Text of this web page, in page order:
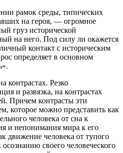
рамок среды, типических
на героя, — огромное
груз исторической
на него. Под силу ли окажется
контакт с историческим
определяет в основном
контрастах. Резко
и развязка, на контрастах
Причем контрасты эти
которое можно представить как
человека от сна к
и непонимания мира к его
движение человека от тупого
своего человеческого